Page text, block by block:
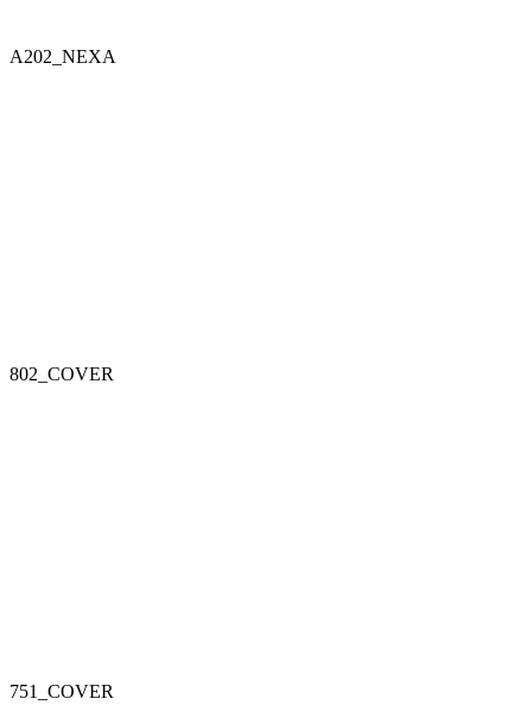
A202_NEXA
802_COVER
751_COVER